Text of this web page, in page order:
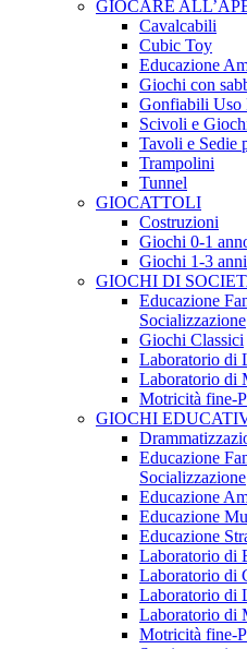
GIOCARE
Cavalcabili
Cubic Toy
Educazione
Giochi con
Gonfiabili Uso
Scivoli e
Tavoli e Sedie
Trampolini
Tunnel
GIOCATTOLI
Costruzioni
Giochi 0-1
Giochi 1-3
GIOCHI DI
Educazione
Socializzazione
Giochi Classici
Laboratorio di
Laboratorio di
Motricità fine-
GIOCHI
Educazione
Socializzazione
Educazione
Educazione
Educazione
Laboratorio di
Laboratorio di
Laboratorio di
Laboratorio di
Motricità fine-